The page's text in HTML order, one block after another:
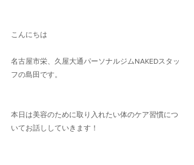
こんにちは
名古屋市栄、久屋大通パーソナルジムNAKEDスタッ
フの島田です。
本日は美容のために取り入れたい体のケア習慣につ
いてお話ししていきます！